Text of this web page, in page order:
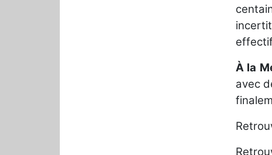
À la
avec